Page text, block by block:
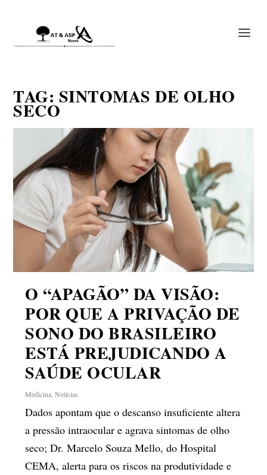
TAG: SINTOMAS DE OLHO
SECO
O “APAGÃO” DA VISÃO:
POR QUE A PRIVAÇÃO DE
SONO DO BRASILEIRO
ESTÁ PREJUDICANDO A
SAÚDE OCULAR
Medicina ,Notícias
Dados apontam que o descanso insuficiente altera
a pressão intraocular e agrava sintomas de olho
seco; Dr. Marcelo Souza Mello, do Hospital
CEMA, alerta para os riscos na produtividade e